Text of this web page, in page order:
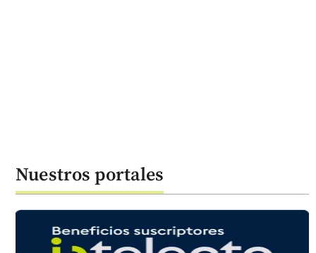
Nuestros portales